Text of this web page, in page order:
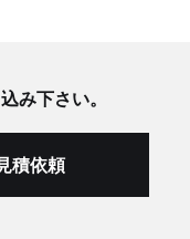
み下さい。
積依頼